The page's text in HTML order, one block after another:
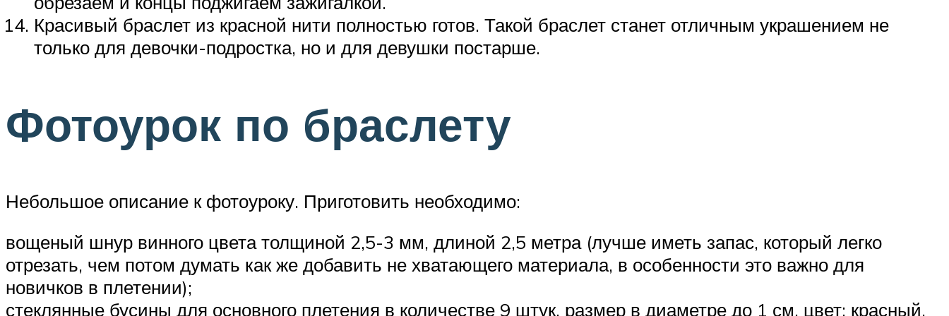
Красивый браслет из красной нити полностью готов. Такой браслет станет отличным украшением не
только для девочки-подростка, но и для девушки постарше.
Фотоурок по браслету
Небольшое описание к фотоуроку. Приготовить необходимо:
вощеный шнур винного цвета толщиной 2,5-3 мм, длиной 2,5 метра (лучше иметь запас, который легко
отрезать, чем потом думать как же добавить не хватающего материала, в особенности это важно для
новичков в плетении);
стеклянные бусины для основного плетения в количестве 9 штук, размер в диаметре до 1 см, цвет: красный,